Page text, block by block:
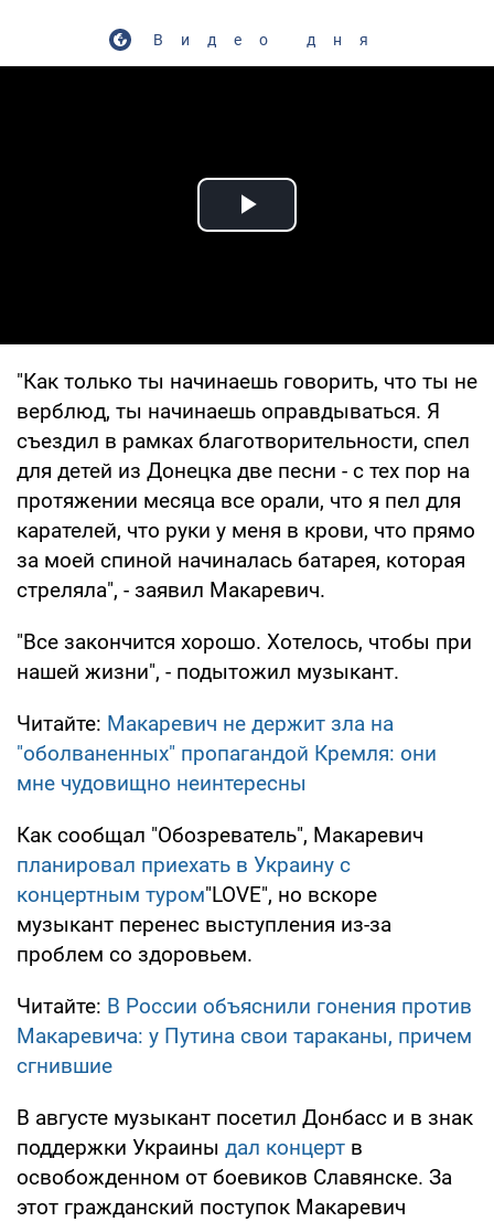
Видео дня
Play Video
"Как только ты начинаешь говорить, что ты не
верблюд, ты начинаешь оправдываться. Я
съездил в рамках благотворительности, спел
для детей из Донецка две песни - с тех пор на
протяжении месяца все орали, что я пел для
карателей, что руки у меня в крови, что прямо
за моей спиной начиналась батарея, которая
стреляла", - заявил Макаревич.
"Все закончится хорошо. Хотелось, чтобы при
нашей жизни", - подытожил музыкант.
Читайте: Макаревич не держит зла на
"оболваненных" пропагандой Кремля: они
мне чудовищно неинтересны
Как сообщал "Обозреватель", Макаревич
планировал приехать в Украину с
концертным туром"LOVE", но вскоре
музыкант перенес выступления из-за
проблем со здоровьем.
Читайте: В России объяснили гонения против
Макаревича: у Путина свои тараканы, причем
сгнившие
В августе музыкант посетил Донбасс и в знак
поддержки Украины дал концерт в
освобожденном от боевиков Славянске. За
этот гражданский поступок Макаревич